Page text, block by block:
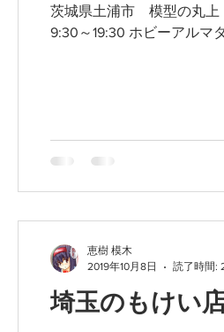
茨城県土浦市 模型の丸上
9:30～19:30 ホビーアル
埼玉のもけい
恵樹 模木
2019年10月8日
読了時間: